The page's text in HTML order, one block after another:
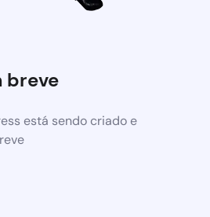
breve
está sendo criado e